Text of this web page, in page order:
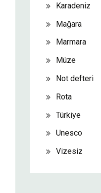
Karadeniz
Mağara
Marmara
Müze
Not defteri
Rota
Türkiye
Unesco
Vizesiz